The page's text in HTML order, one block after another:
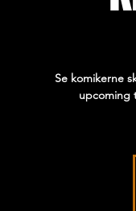
Se komikerne
upcoming